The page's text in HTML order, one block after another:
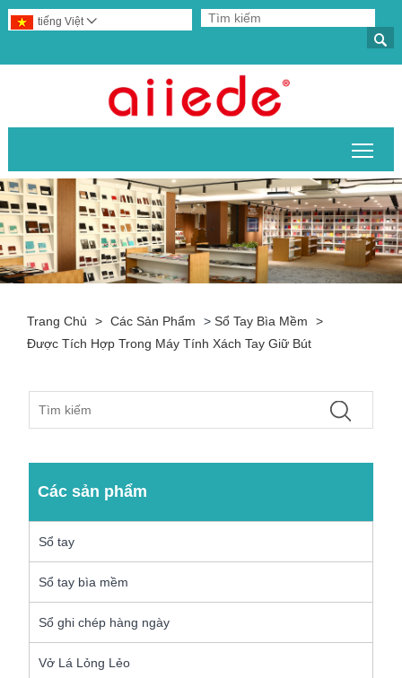

tiếng Việt 
Trang Chủ > Các Sản Phẩm >Sổ Tay Bìa Mềm
>
Được Tích Hợp Trong Máy Tính Xách Tay Giữ Bút
Các sản phẩm
Sổ tay
Sổ tay bìa mềm
Sổ ghi chép hàng ngày
Vở Lá Lỏng Lẻo